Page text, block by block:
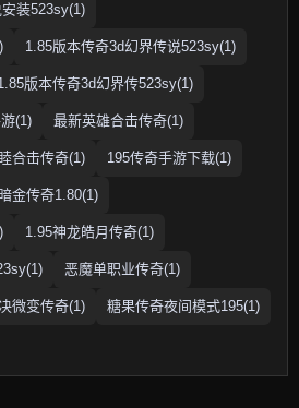
装523sy(1)
1.85版本传奇3d幻界传说523sy(1)
版本传奇3d幻界传523sy(1)
(1) 最新英雄合击传奇(1)
合击传奇(1) 195传奇手游下载(1)
暗金传奇1.80(1)
1.95神龙皓月传奇(1)
恶魔单职业传奇(1)
微变传奇(1) 糖果传奇夜间模式195(1)